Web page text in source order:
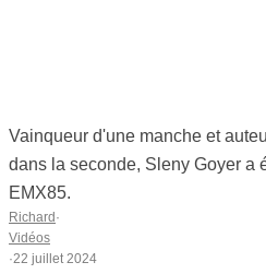
Vainqueur d'une manche et
dans la seconde, Sleny Goyer a
EMX85.
Richard ·
Vidéos
·22 juillet 2024